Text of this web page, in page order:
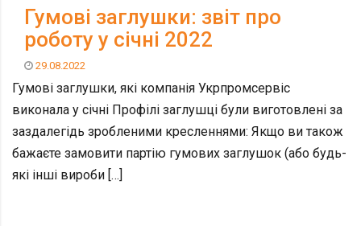
Гумові заглушки: звіт про
роботу у січні 2022
29.08.2022
Гумові заглушки, які компанія Укрпромсервіс
виконала у січні Профілі заглушці були виготовлені за
заздалегідь зробленими кресленнями: Якщо ви також
бажаєте замовити партію гумових заглушок (або будь-
які інші вироби […]